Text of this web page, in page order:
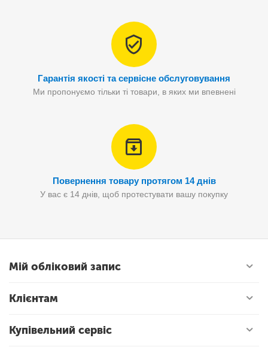
Гарантія якості та сервісне обслуговування
Ми пропонуємо тільки ті товари, в яких ми впевнені
Повернення товару протягом 14 днів
У вас є 14 днів, щоб протестувати вашу покупку
Мій обліковий запис
Клієнтам
Купівельний сервіс